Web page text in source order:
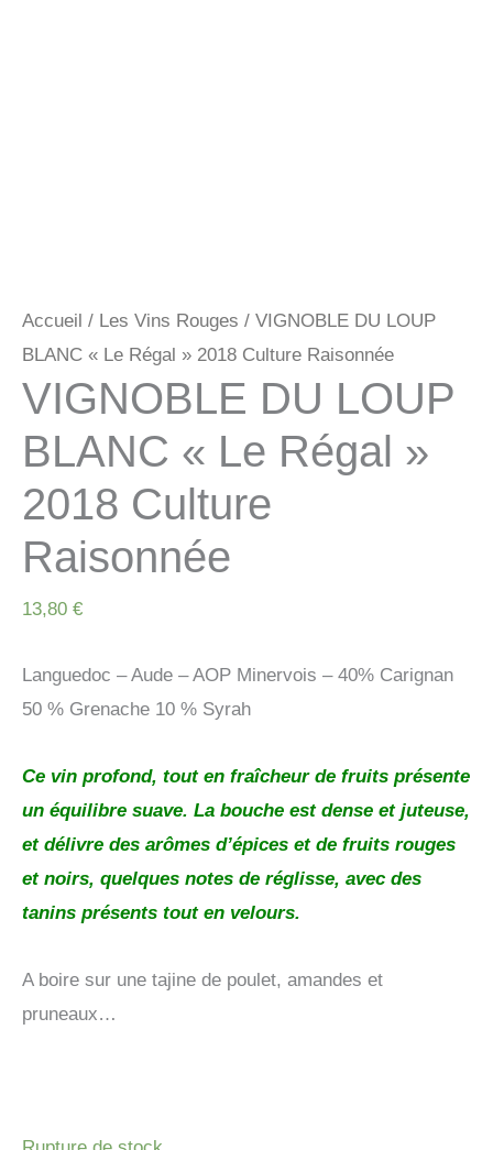
Accueil / Les Vins Rouges / VIGNOBLE DU LOUP
BLANC « Le Régal » 2018 Culture Raisonnée
VIGNOBLE DU LOUP
BLANC « Le Régal »
2018 Culture
Raisonnée
13,80 €
Languedoc – Aude – AOP Minervois – 40% Carignan
50 % Grenache 10 % Syrah
Ce vin profond, tout en fraîcheurde fruits présente
un équilibre suave. La bouche est dense et juteuse,
et délivre des arômes d’épices et de fruits rouges
et noirs, quelques notes de réglisse, avec des
tanins présents tout en velours.
A boire sur une tajine de poulet, amandes et
pruneaux…